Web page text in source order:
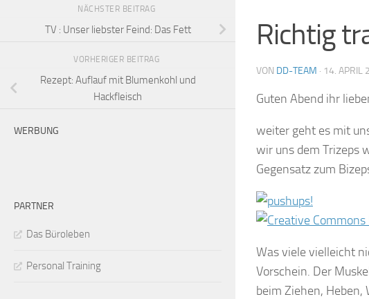
Richtig
VON DD-TEAM · 14. APRIL
Guten Abend ihr
weiter geht es mit
wir uns dem Trizeps
Gegensatz zum
Was viele vielleicht
Vorschein. Der
beim Ziehen, Heben,
NÄCHSTER BEITRAG
TV : Unser liebster Feind: Das Fett
VORHERIGER BEITRAG
Rezept: Auflauf mit Blumenkohl und
Hackfleisch
WERBUNG
PARTNER
Das Büroleben
Personal Training